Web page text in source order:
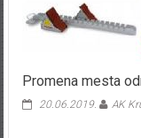
Promena mesta
20.06.2019. AK